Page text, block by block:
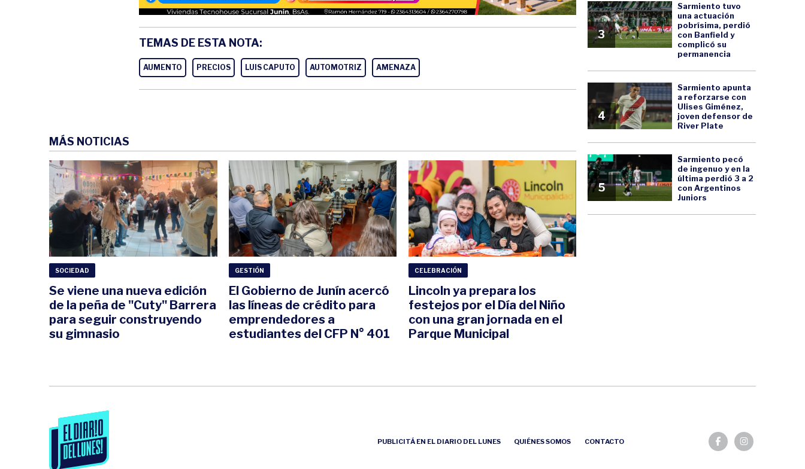
TEMAS DE ESTA NOTA:
AUMENTO PRECIOS LUIS CAPUTO AUTOMOTRIZ AMENAZA
MÁS NOTICIAS
SOCIEDAD
Se viene una nueva edición
de la peña de "Cuty" Barrera
para seguir construyendo
su gimnasio
GESTIÓN
El Gobierno de Junín acercó
las líneas de crédito para
emprendedores a
estudiantes del CFP N° 401
CELEBRACIÓN
Lincoln ya prepara los
festejos por el Día del Niño
con una gran jornada en el
Parque Municipal
3
Sarmiento tuvo
una actuación
pobrísima, perdió
con Banfield y
complicó su
permanencia
4
Sarmiento apunta
a reforzarse con
Ulises Giménez,
joven defensor de
River Plate
5
Sarmiento pecó
de ingenuo y en la
última perdió 3 a 2
con Argentinos
Juniors
PUBLICITÁ EN EL DIARIO DEL LUNES QUIÉNES SOMOS CONTACTO